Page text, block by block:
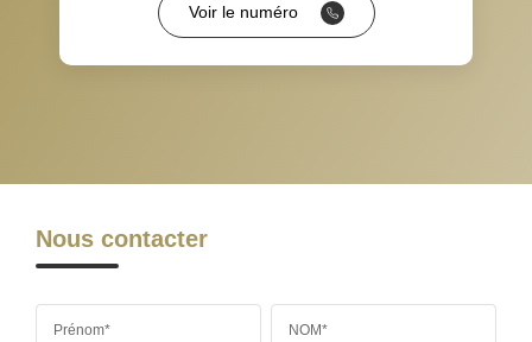
RESTAURANTS ET CAFÉS COMMERCES
Voir le numéro
Nous contacter
Prénom* NOM*